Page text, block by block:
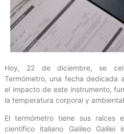
Hoy, 22 de diciembre, se
Termómetro, una fecha dedicada
el impacto de este instrumento,
la temperatura corporal y
El termómetro tiene sus raíces
científico italiano Galileo Galilei